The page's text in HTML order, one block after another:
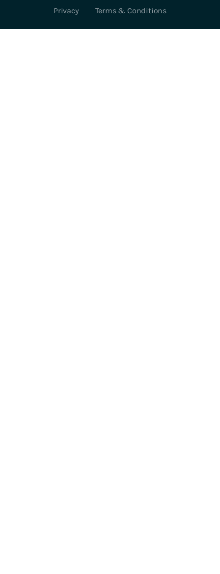
Privacy Terms & Conditions